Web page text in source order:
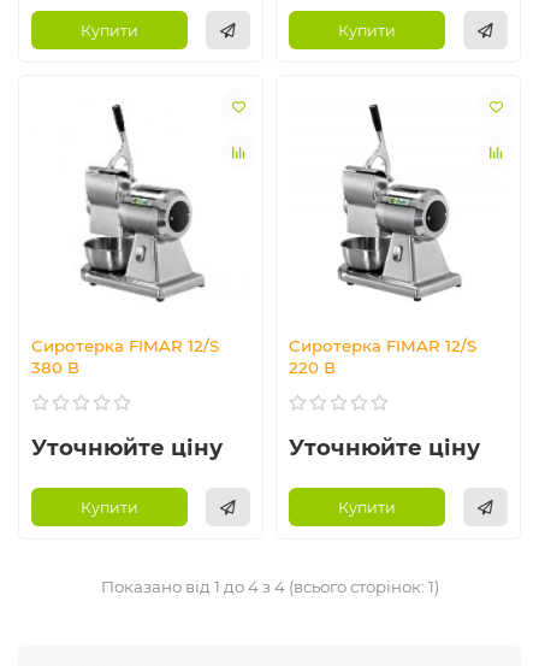
Купити Купити
Сиротерка FIMAR 12/S
380 В
Уточнюйте ціну
Купити
Сиротерка FIMAR 12/S
220 В
Уточнюйте ціну
Купити
Показано від 1 до 4 з 4 (всього сторінок: 1)